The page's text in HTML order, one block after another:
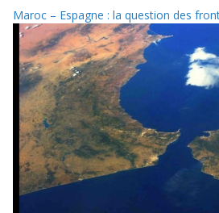
Maroc – Espagne : la question des